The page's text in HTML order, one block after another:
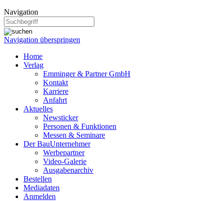
Navigation
Navigation überspringen
Home
Verlag
Emminger & Partner GmbH
Kontakt
Karriere
Anfahrt
Aktuelles
Newsticker
Personen & Funktionen
Messen & Seminare
Der BauUnternehmer
Werbepartner
Video-Galerie
Ausgabenarchiv
Bestellen
Mediadaten
Anmelden